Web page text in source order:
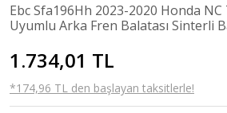
Ebc Sfa196Hh 2023-2020 Honda
Uyumlu Arka Fren Balatası Sinterli
1.734,01 TL
*174,96 TL den başlayan taksitlerle!